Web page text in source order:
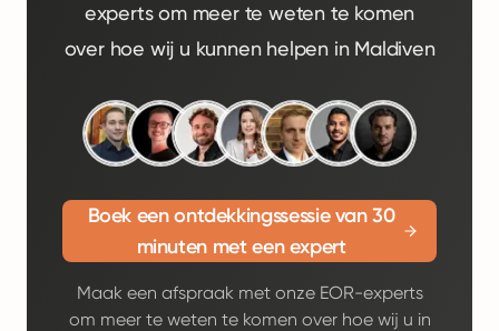
experts om meer te weten te komen
over hoe wij u kunnen helpen in Maldiven
Boek een ontdekkingssessie van 30
minuten met een expert
Maak een afspraak met onze EOR-experts
om meer te weten te komen over hoe wij u in